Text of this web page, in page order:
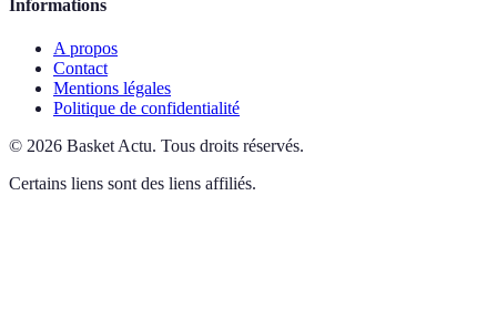
Informations
A propos
Contact
Mentions légales
Politique de confidentialité
© 2026 Basket Actu. Tous droits réservés.
Certains liens sont des liens affiliés.